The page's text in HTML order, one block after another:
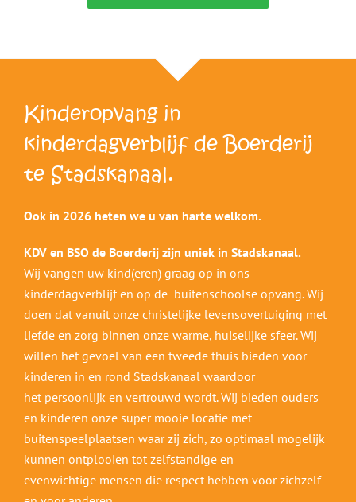
Kinderopvang in
kinderdagverblijf de Boerderij
te Stadskanaal.
Ook in 2026 heten we u van harte welkom.
KDV en BSO de Boerderij zijn uniek in Stadskanaal.
Wij vangen uw kind(eren) graag op in ons
kinderdagverblijf en op de buitenschoolse opvang. Wij
doen dat vanuit onze christelijke levensovertuiging met
liefde en zorg binnen onze warme, huiselijke sfeer. Wij
willen het gevoel van een tweede thuis bieden voor
kinderen in en rond Stadskanaal waardoor
het persoonlijk en vertrouwd wordt. Wij bieden ouders
en kinderen onze super mooie locatie met
buitenspeelplaatsen waar zij zich, zo optimaal mogelijk
kunnen ontplooien tot zelfstandige en
evenwichtige mensen die respect hebben voor zichzelf